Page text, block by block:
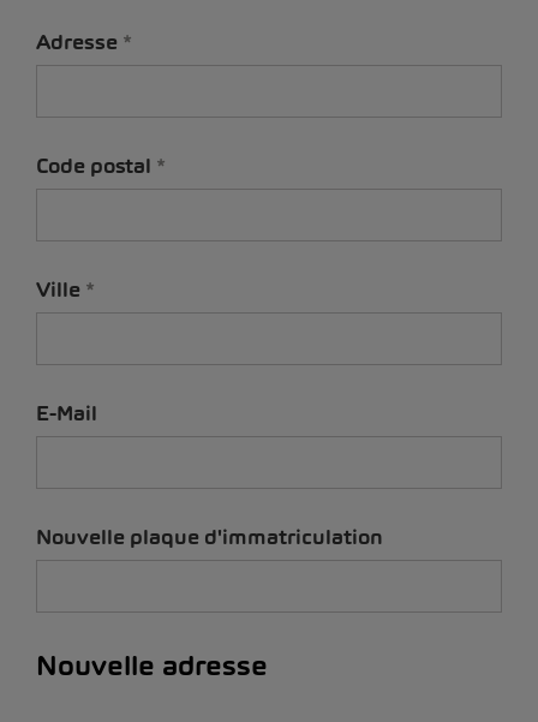
Adresse
Code postal
Ville
E-Mail
Nouvelle plaque d'immatriculation
Nouvelle adresse